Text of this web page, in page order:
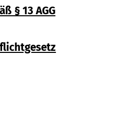
§ 13 AGG